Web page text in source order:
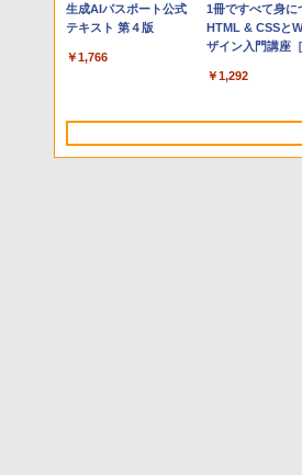
Apple 2026 MacBook
Neo A18 Proチップ搭
ク：AIとApple
スプレイ、8GBユニフ
SSDストレージ、
tomtoc 360°保護
16インチ パソコ
ス Dell NEC
Lenovo対応
￥2,952
Robloxギフトカード -
800 Robux 【限定バー
む】 【オンラインゲー
版
Robloxギフトカ
2,000 Robux 【
ーチャルアイテ
ムコード】 ロブ
版
￥3,200
生成AIパスポート公式
テキスト 第４版
￥1,766
1冊ですべて身に
HTML & CSSと
ザイン入門講座
￥1,292